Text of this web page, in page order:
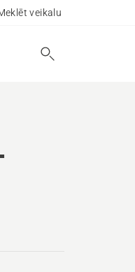
veikalu